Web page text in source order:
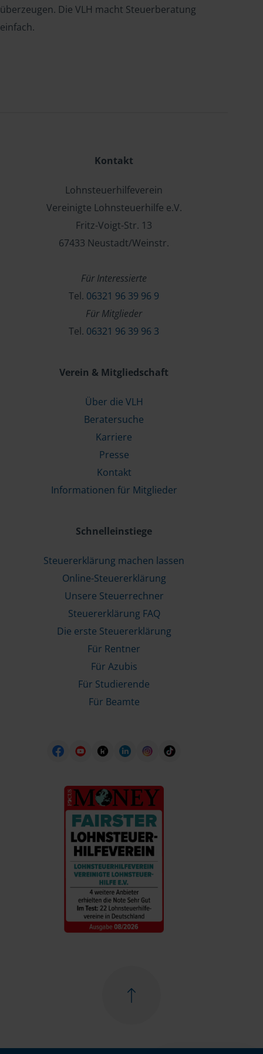
überzeugen. Die VLH macht Steuerberatung
einfach.
Kontakt
Lohnsteuerhilfeverein
Vereinigte Lohnsteuerhilfe e.V.
Fritz-Voigt-Str. 13
67433 Neustadt/Weinstr.
Für Interessierte
Tel. 06321 96 39 96 9
Für Mitglieder
Tel. 06321 96 39 96 3
Verein & Mitgliedschaft
Über die VLH
Beratersuche
Karriere
Presse
Kontakt
Informationen für Mitglieder
Schnelleinstiege
Steuererklärung machen lassen
Online-Steuererklärung
Unsere Steuerrechner
Steuererklärung FAQ
Die erste Steuererklärung
Für Rentner
Für Azubis
Für Studierende
Für Beamte